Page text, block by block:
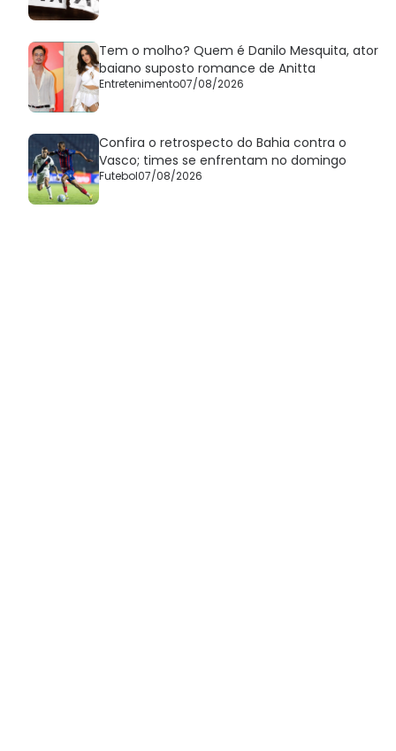
Tem o molho? Quem é Danilo Mesquita, ator
baiano suposto romance de Anitta
Entretenimento07/08/2026
Confira o retrospecto do Bahia contra o
Vasco; times se enfrentam no domingo
Futebol07/08/2026